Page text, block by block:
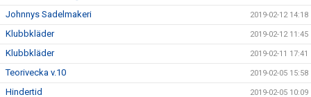
Johnnys Sadelmakeri 2019-02-12 14:18
Klubbkläder 2019-02-12 11:45
Klubbkläder 2019-02-11 17:41
Teorivecka v.10 2019-02-05 15:58
Hindertid 2019-02-05 10:09